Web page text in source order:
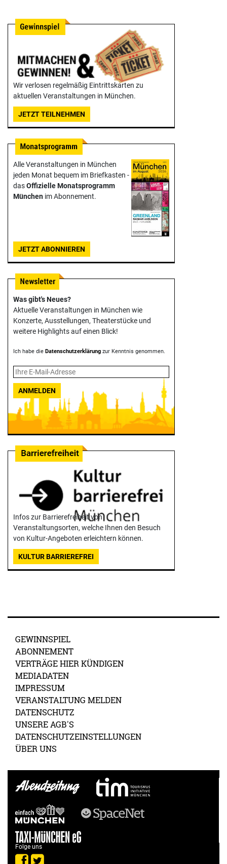
Wir verlosen regelmäßig Eintrittskarten zu
aktuellen Veranstaltungen in München.
JETZT TEILNEHMEN
Alle Veranstaltungen in München
jeden Monat bequem im Briefkasten -
dasOffizielle Monats­programm
München im Abonnement.
JETZT ABONNIEREN
Was gibt's Neues?
Aktuelle Veranstaltungen in München wie
Konzerte, Ausstellungen, Theater­stücke und
weitere Highlights auf einen Blick!
Ich habe die Datenschutzerklärung zur Kenntnis genommen.
ANMELDEN
Infos zur Barrierefreiheit von
Veranstaltungsorten, welche Ihnen den Besuch
von Kultur-Angeboten erleichtern können.
KULTUR BARRIEREFREI
GEWINNSPIEL
ABONNEMENT
VERTRÄGE HIER KÜNDIGEN
MEDIADATEN
IMPRESSUM
VERANSTALTUNG MELDEN
DATENSCHUTZ
UNSERE AGB'S
DATENSCHUTZEINSTELLUNGEN
ÜBER UNS
Folge uns